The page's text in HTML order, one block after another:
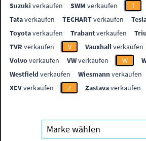
Suzuki verkaufen SWM verkaufen T
Tataverkaufen TECHARTverkaufen
Toyotaverkaufen Trabantverkaufen
TVR verkaufen V Vauxhallverkaufen
Volvoverkaufen VWverkaufen W
Westfieldverkaufen Wiesmannverkaufen
XEVverkaufen Z Zastavaverkaufen